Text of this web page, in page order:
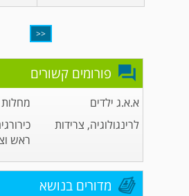
<<
פורומים קשורים
א.א.ג ילדים
מחלות
לרינגולוגיה, צרידות
ראש
מדורים בנושא